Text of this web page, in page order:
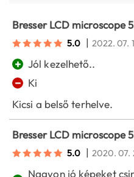
Bresser LCD microscope
5.0 | 2022. 07.
+ Jól kezelhető..
−
Ki
Kicsi a belső terhelve.
Bresser LCD microscope
5.0 | 2020. 07.
Nagyon jó képeket